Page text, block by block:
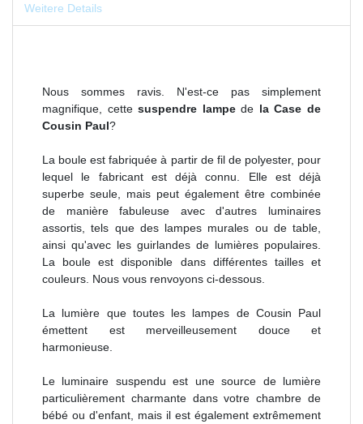
Weitere Details
Nous sommes ravis. N'est-ce pas simplement
magnifique, cettesuspendre lampede la Case de
Cousin Paul?
La boule est fabriquée à partir de fil de polyester, pour
lequel le fabricant est déjà connu. Elle est déjà
superbe seule, mais peut également être combinée
de manière fabuleuse avec d'autres luminaires
assortis, tels que des lampes murales ou de table,
ainsi qu'avec les guirlandes de lumières populaires.
La boule est disponible dans différentes tailles et
couleurs. Nous vous renvoyons ci-dessous.
La lumière que toutes les lampes de Cousin Paul
émettent est merveilleusement douce et
harmonieuse.
Le luminaire suspendu est une source de lumière
particulièrement charmante dans votre chambre de
bébé ou d'enfant, mais il est également extrêmement